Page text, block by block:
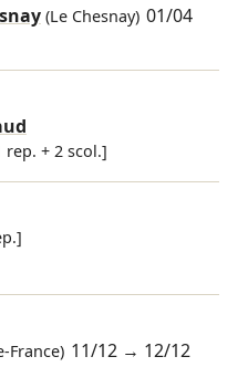
(Le Chesnay) 01/04
rep. + 2 scol.]
France) 11/12 → 12/12